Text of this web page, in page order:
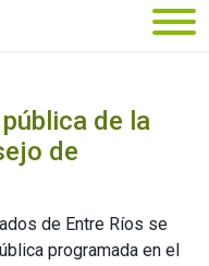
de la
de
de Entre Ríos se
programada en el